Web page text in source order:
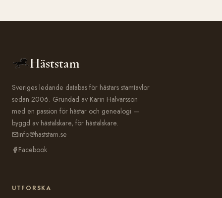
Häststam
Sveriges ledande databas för hästars stamtavlor
sedan 2006. Grundad av Karin Halvarsson
med en passion för hästar och genealogi —
byggd av hästälskare, för hästälskare.
info@haststam.se
Facebook
UTFORSKA